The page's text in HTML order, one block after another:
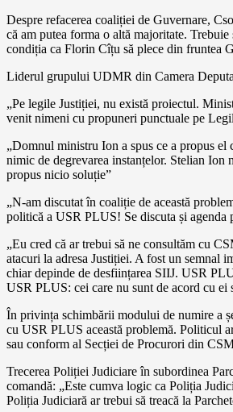
Despre refacerea coaliției de Guvernare,
că am putea forma o altă majoritate.
condiția ca Florin Cîțu să plece din fruntea
Liderul grupului UDMR din Camera
„Pe legile Justiției, nu există proiectul.
venit nimeni cu propuneri punctuale pe
„Domnul ministru Ion a spus ce a propus
nimic de degrevarea instanțelor. Stelian Ion
propus nicio soluție”
„N-am discutat în coaliție de această
politică a USR PLUS! Se discuta și
„Eu cred că ar trebui să ne consultăm cu
atacuri la adresa Justiției. A fost un semnal
chiar depinde de desființarea SIIJ. USR
USR PLUS: cei care nu sunt de acord cu
În privința schimbării modului de numire a
cu USR PLUS această problemă. Politicul
sau conform al Secției de Procurori din
Trecerea Poliției Judiciare în subordinea
comandă: „Este cumva logic ca Poliția
Poliția Judiciară ar trebui să treacă la